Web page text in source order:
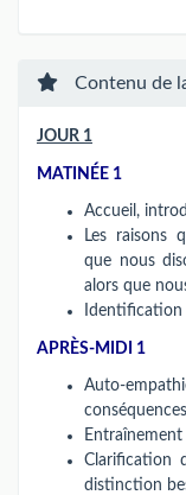
Contenu de
JOUR 1
MATINÉE 1
Accueil,
Les raisons
que nous
alors que
Identification
APRÈS-MIDI 1
Auto-
Clarification
distinction